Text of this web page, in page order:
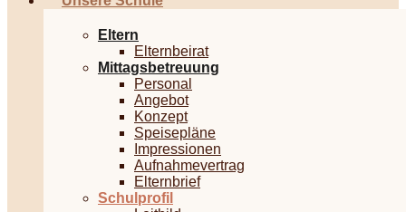
Eltern
Elternbeirat
Mittagsbetreuung
Personal
Angebot
Konzept
Speisepläne
Impressionen
Aufnahmevertrag
Elternbrief
Schulprofil